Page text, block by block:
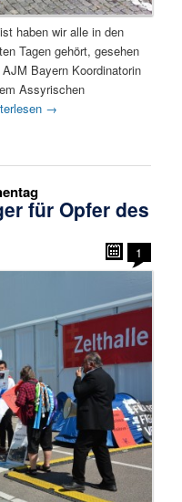
haben wir alle in den
Tagen gehört, gesehen
Bayern Koordinatorin
Assyrischen
→
für Opfer des
1